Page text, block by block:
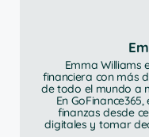
Emma Williams
financiera con más
de todo el mundo a
En
finanzas desde
digitales y tomar